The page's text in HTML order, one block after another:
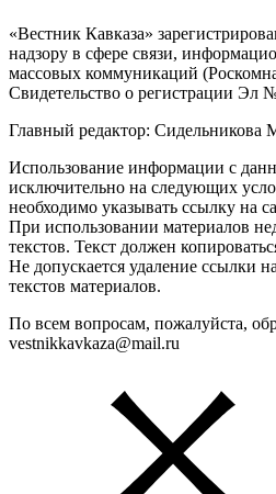
«Вестник Кавказа»
надзору в сфере связи,
массовых коммуникаций
Свидетельство о регистрации Эл
Главный редактор: Сидельникова
Использование информации с
исключительно на следующих
необходимо указывать ссылку на
При использовании материалов
текстов. Текст должен
Не допускается удаление ссылки
текстов материалов.
По всем вопросам, пожалуйста,
vestnikkavkaza@mail.ru